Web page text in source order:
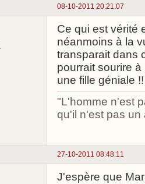
08-10-2011 20:21:07
Ce qui est vérité
néanmoins à la
transparait dans
pourrait sourire
une fille géniale !!
"L'homme n'est
qu'il n'est pas
27-10-2011 08:48:11
J'espère que